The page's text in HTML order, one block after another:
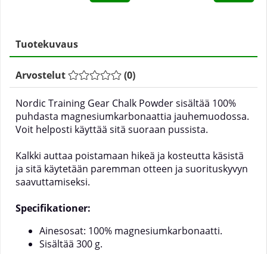
Tuotekuvaus
Arvostelut (0)
Nordic Training Gear Chalk Powder sisältää 100%
puhdasta magnesiumkarbonaattia jauhemuodossa.
Voit helposti käyttää sitä suoraan pussista.
Kalkki auttaa poistamaan hikeä ja kosteutta käsistä
ja sitä käytetään paremman otteen ja suorituskyvyn
saavuttamiseksi.
Specifikationer:
Ainesosat: 100% magnesiumkarbonaatti.
Sisältää 300 g.